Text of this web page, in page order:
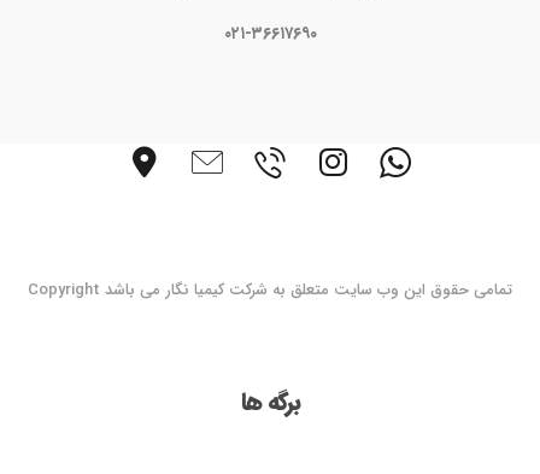
۰۲۱-۳۶۶۱۷۶۹۰
تمامی حقوق این وب سایت متعلق به شرکت کیمیا نگار می باشد Copyright
برگه ها